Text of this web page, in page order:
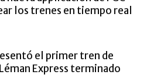
los trenes en tiempo real
el primer tren de
Express terminado